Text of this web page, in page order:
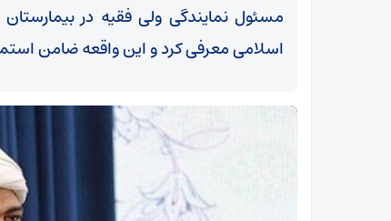
مسئول نمایندگی ولی فقیه در
اسلامی معرفی کرد و این واقعه ضامن
آیت‌الله نوری همدانی: خطوط ترسیم‌شده رهبر انقلاب